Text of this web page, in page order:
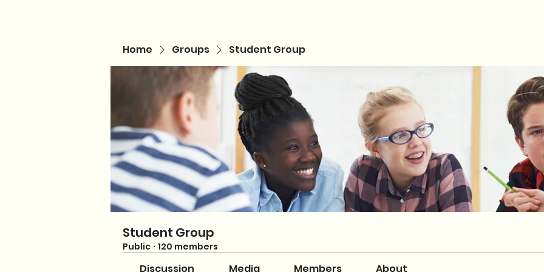
Home Groups Student Group
Student Group
Public · 120 members
Discussion Media Members About